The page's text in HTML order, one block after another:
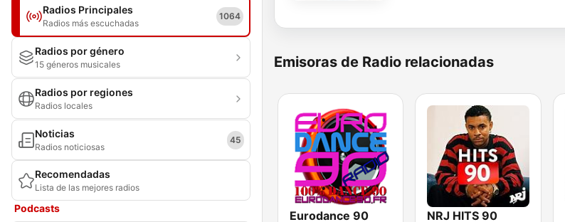
Radios Principales
Radios más escuchadas
1064
Radios por género
15 géneros musicales
Radios por regiones
Radios locales
Noticias
Radios noticiosas
45
Recomendadas
Lista de las mejores radios
Podcasts
Emisoras de Radio relacionadas
Eurodance 90 NRJ HITS 90